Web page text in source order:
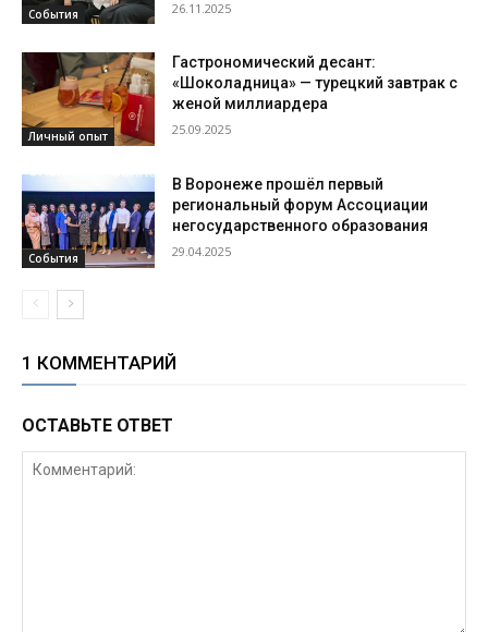
События 26.11.2025
Личный опыт
Гастрономический десант:
«Шоколадница» — турецкий завтрак с
женой миллиардера
25.09.2025
События
В Воронеже прошёл первый
региональный форум Ассоциации
негосударственного образования
29.04.2025
1 КОММЕНТАРИЙ
ОСТАВЬТЕ ОТВЕТ